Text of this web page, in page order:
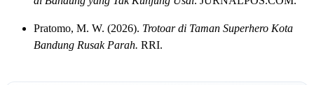
Pratomo, M. W. (2026). Trotoar di Taman Superhero Kota
Bandung Rusak Parah. RRI.